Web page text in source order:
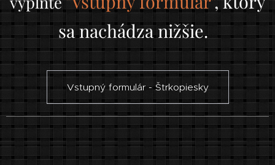
sa nachádza nižšie.
Vstupný formulár - Štrkopiesky